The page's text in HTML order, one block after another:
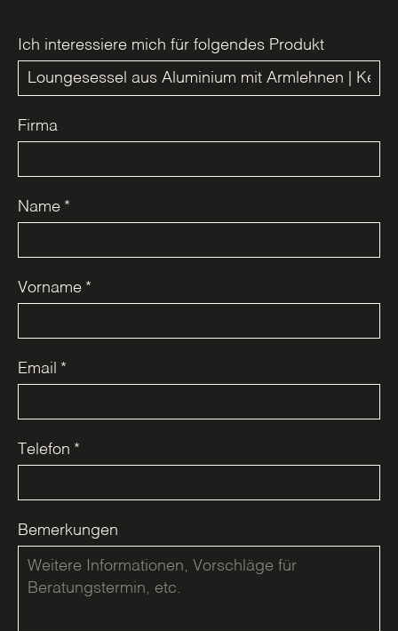
Ich interessiere mich für folgendes Produkt
Firma
Name *
Vorname *
Email *
Telefon *
Bemerkungen